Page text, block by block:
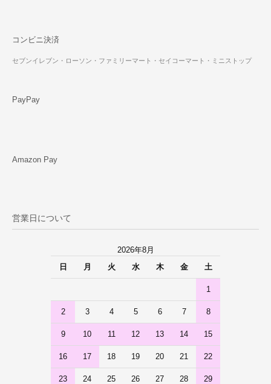
コンビニ決済
セブンイレブン・ローソン・ファミリーマート・セイコーマート・ミニストップ
PayPay
Amazon Pay
営業日について
2026年8月
日
月 火 水 木 金 土
1
2 3 4 5 6 7 8
9 10 11 12 13 14 15
16 17 18 19 20 21 22
23 24 25 26 27 28 29